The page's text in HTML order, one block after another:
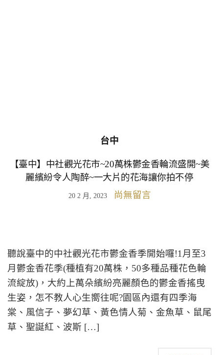
台中
【臺中】中社觀光花市~20萬株鬱金香輪流盛開~美
麗繽紛令人陶醉~一大片的花海讓你拍不停
20 2 月, 2023 尚無留言
聽說臺中的中社觀光花市鬱金香季開始囉!1月至3
月鬱金香花季(種植有20萬株，50多種品種花色輪
流綻放)，大約上萬朵繽紛亮麗顏色的鬱金香搖曳
生姿，怎不教人心生嚮往呢?園區內還有四季海
棠、風信子、夢幻草、黃色情人菊、金魚草、鼠尾
草、聖誕紅、波斯 […]